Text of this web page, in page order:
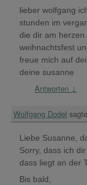
lieber wolfgang
stunden im
die dir am
weihnachtsfest
freue mich auf
deine susanne
Antworten ↓
Wolfgang Dodel
Liebe Susanne,
Sorry, dass ich
dass liegt an der
Bis bald,